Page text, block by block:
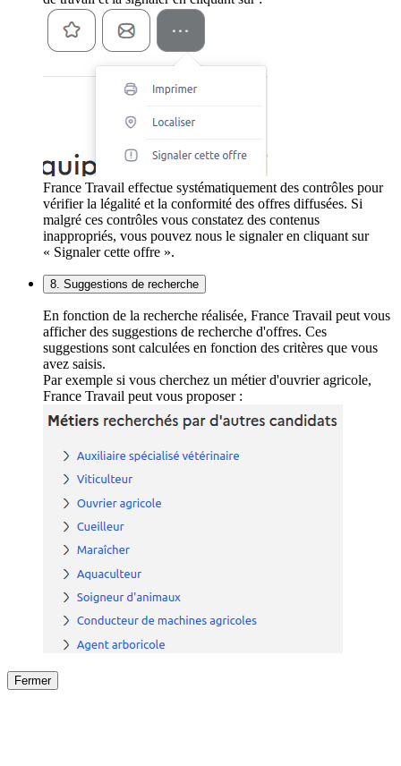
France Travail effectue systématiquement des contrôles pour
vérifier la légalité et la conformité des offres diffusées. Si
malgré ces contrôles vous constatez des contenus
inappropriés, vous pouvez nous le signaler en cliquant sur
« Signaler cette offre ».
8. Suggestions de recherche
En fonction de la recherche réalisée, France Travail peut vous
afficher des suggestions de recherche d'offres. Ces
suggestions sont calculées en fonction des critères que vous
avez saisis.
Par exemple si vous cherchez un métier d'ouvrier agricole,
France Travail peut vous proposer :
Fermer